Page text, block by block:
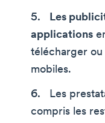
Les
applications
télécharger ou
mobiles.
Les
compris les